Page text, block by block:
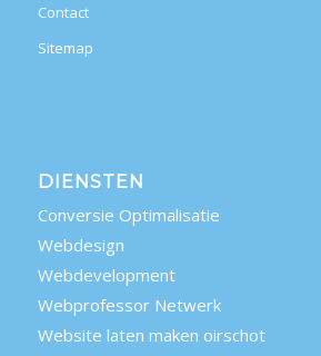
Contact
Sitemap
DIENSTEN
Conversie Optimalisatie
Webdesign
Webdevelopment
Webprofessor Netwerk
Website laten maken oirschot